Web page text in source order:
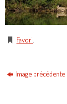
Favori
Image précédente